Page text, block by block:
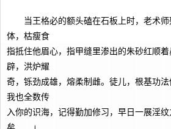
当王格必的额头磕在石板上时，老术师
体，枯瘦食
指抵住他眉心，指甲缝里渗出的朱砂红顺
辟，洪炉耀
奇，铄劲成雄，熔柔制雌。徒儿，根基功
我也全数传
入你的识海，记得勤加修习，早日一展淫